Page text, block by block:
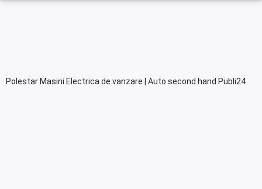
Polestar Masini Electrica de vanzare | Auto second hand Publi24